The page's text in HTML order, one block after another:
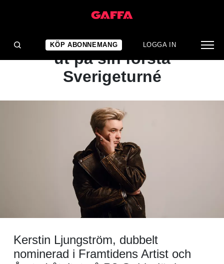
KÖP ABONNEMANG LOGGA IN
NYHET
Kerstin Ljungström åker
ut på sin första
Sverigeturné
Kerstin Ljungström, dubbelt
nominerad i Framtidens Artist och